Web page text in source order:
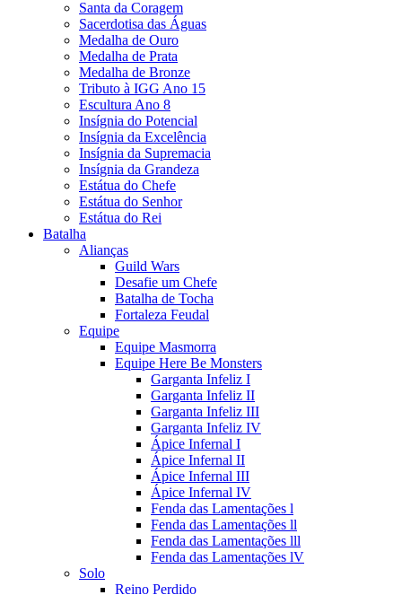
Santa da Coragem
Sacerdotisa das Águas
Medalha de Ouro
Medalha de Prata
Medalha de Bronze
Tributo à IGG Ano 15
Escultura Ano 8
Insígnia do Potencial
Insígnia da Excelência
Insígnia da Supremacia
Insígnia da Grandeza
Estátua do Chefe
Estátua do Senhor
Estátua do Rei
Batalha
Alianças
Guild Wars
Desafie um Chefe
Batalha de Tocha
Fortaleza Feudal
Equipe
Equipe Masmorra
Equipe Here Be Monsters
Garganta Infeliz I
Garganta Infeliz II
Garganta Infeliz III
Garganta Infeliz IV
Ápice Infernal I
Ápice Infernal II
Ápice Infernal III
Ápice Infernal IV
Fenda das Lamentações l
Fenda das Lamentações ll
Fenda das Lamentações lll
Fenda das Lamentações lV
Solo
Reino Perdido